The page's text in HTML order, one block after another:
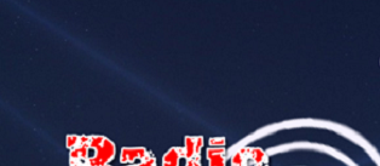
30
domingo, agosto 9, 2026